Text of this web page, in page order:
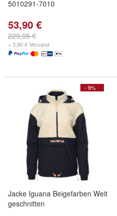
5010291-7010
53,90 €
229,95 €
+ 3,90 € Versand
- 9%
Jacke Iguana Beigefarben Weit
geschnitten